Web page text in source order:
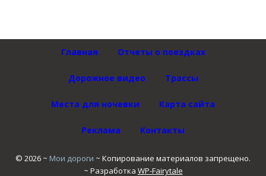
Главная Отчеты о поездках
Дорожное видео Трассы
Места для ночевки Карта сайта
Реклама Контакты
© 2026 ~ Мои дороги ~ Копирование материалов запрещено.
~ Разработка WP-Fairytale